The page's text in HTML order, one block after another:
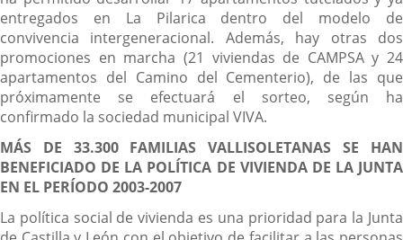
entregados en La Pilarica dentro del modelo de
convivencia intergeneracional. Además, hay otras dos
promociones en marcha (21 viviendas de CAMPSA y 24
apartamentos del Camino del Cementerio), de las que
próximamente se efectuará el sorteo, según ha
confirmado la sociedad municipal VIVA.
MÁS DE 33.300 FAMILIAS VALLISOLETANAS SE HAN
BENEFICIADO DE LA POLÍTICA DE VIVIENDA DE LA JUNTA
EN EL PERÍODO 2003-2007
La política social de vivienda es una prioridad para la Junta